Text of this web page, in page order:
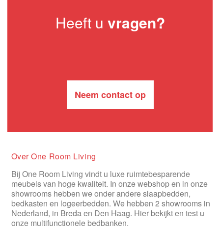
Heeft u vragen?
Neem contact op
Over One Room Living
Bij One Room Living vindt u luxe ruimtebesparende
meubels van hoge kwaliteit. In onze webshop en in onze
showrooms hebben we onder andere slaapbedden,
bedkasten en logeerbedden. We hebben 2 showrooms in
Nederland, in Breda en Den Haag. Hier bekijkt en test u
onze multifunctionele bedbanken.